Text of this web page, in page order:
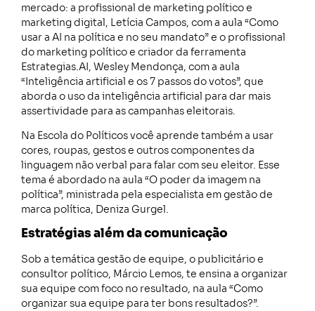
mercado: a profissional de marketing político e
marketing digital, Letícia Campos, com a aula “Como
usar a AI na política e no seu mandato” e o profissional
do marketing político e criador da ferramenta
Estrategias.AI, Wesley Mendonça, com a aula
“Inteligência artificial e os 7 passos do votos”, que
aborda o uso da inteligência artificial para dar mais
assertividade para as campanhas eleitorais.
Na Escola do Políticos você aprende também a usar
cores, roupas, gestos e outros componentes da
linguagem não verbal para falar com seu eleitor. Esse
tema é abordado na aula “O poder da imagem na
política”, ministrada pela especialista em gestão de
marca política, Deniza Gurgel.
Estratégias além da comunicação
Sob a temática gestão de equipe, o publicitário e
consultor político, Márcio Lemos, te ensina a organizar
sua equipe com foco no resultado, na aula “Como
organizar sua equipe para ter bons resultados?”.